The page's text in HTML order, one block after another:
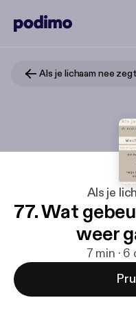
Als je lichaam nee
Als je
77. Wat
weer
7 min ·